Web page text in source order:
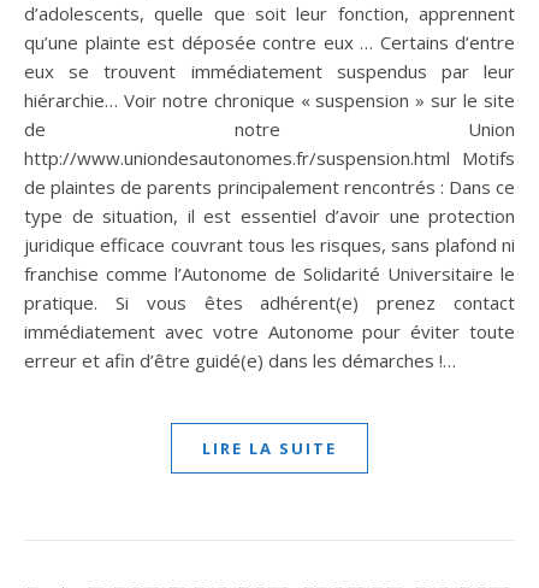
d’adolescents, quelle que soit leur fonction, apprennent
qu’une plainte est déposée contre eux … Certains d’entre
eux se trouvent immédiatement suspendus par leur
hiérarchie… Voir notre chronique « suspension » sur le site
de notre Union
http://www.uniondesautonomes.fr/suspension.html Motifs
de plaintes de parents principalement rencontrés : Dans ce
type de situation, il est essentiel d’avoir une protection
juridique efficace couvrant tous les risques, sans plafond ni
franchise comme l’Autonome de Solidarité Universitaire le
pratique. Si vous êtes adhérent(e) prenez contact
immédiatement avec votre Autonome pour éviter toute
erreur et afin d’être guidé(e) dans les démarches !…
LIRE LA SUITE